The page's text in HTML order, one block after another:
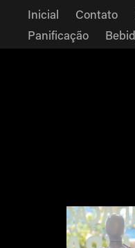
Inicial Contato
Panificação